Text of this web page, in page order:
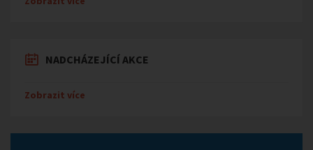
NADCHÁZEJÍCÍ AKCE
Zobrazit více